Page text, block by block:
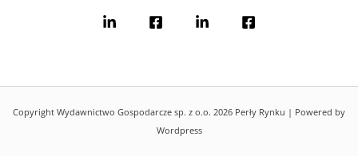
Copyright Wydawnictwo Gospodarcze sp. z o.o. 2026 Perły Rynku | Powered by
Wordpress